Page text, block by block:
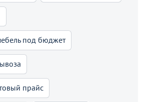
под бюджет
прайс